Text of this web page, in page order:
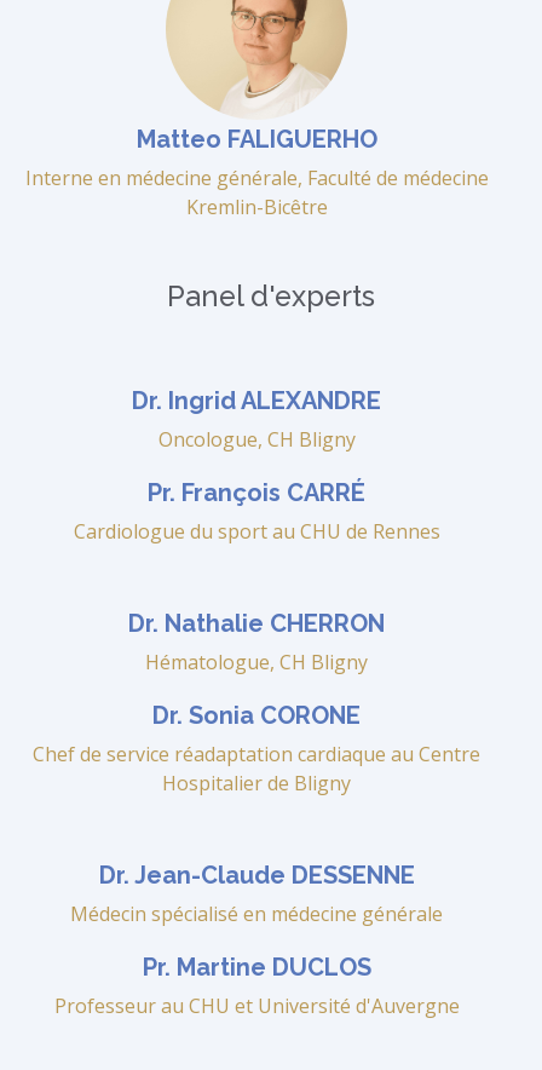
Matteo FALIGUERHO
Interne en médecine générale, Faculté de médecine
Kremlin-Bicêtre
Panel d'experts
Dr. Ingrid ALEXANDRE
Oncologue, CH Bligny
Pr. François CARRÉ
Cardiologue du sport au CHU de Rennes
Dr. Nathalie CHERRON
Hématologue, CH Bligny
Dr. Sonia CORONE
Chef de service réadaptation cardiaque au Centre
Hospitalier de Bligny
Dr. Jean-Claude DESSENNE
Médecin spécialisé en médecine générale
Pr. Martine DUCLOS
Professeur au CHU et Université d'Auvergne